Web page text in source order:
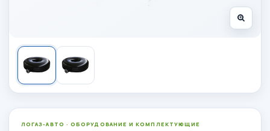
ЛОГАЗ-АВТО · ОБОРУДОВАНИЕ И КОМПЛЕКТУЮЩИЕ